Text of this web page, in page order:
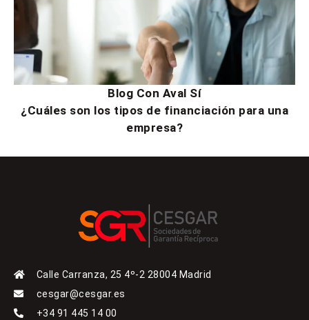
Blog Con Aval Sí
¿Cuáles son los tipos de financiación para una
empresa?
Calle Carranza, 25 4º-2 28004 Madrid
cesgar@cesgar.es
+34 91 445 14 00